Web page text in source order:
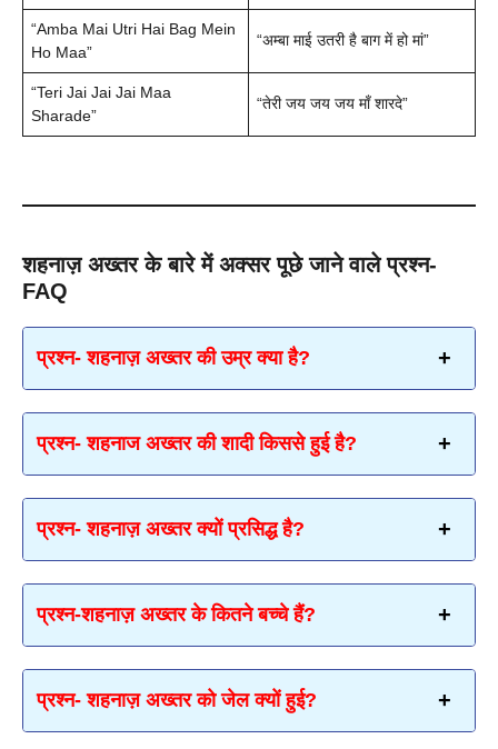
“Amba Mai Utri Hai Bag Mein
Ho Maa”
“अम्बा माई उतरी है बाग में हो मां”
“Teri Jai Jai Jai Maa
Sharade”
“तेरी जय जय जय माँ शारदे”
शहनाज़ अख्तर के बारे में अक्सर पूछे जाने वाले प्रश्न-
FAQ
प्रश्न- शहनाज़ अख्तर की उम्र क्या है?
प्रश्न-शहनाज अख्तर की शादी किससे हुई है?
प्रश्न- शहनाज़ अख्तर क्यों प्रसिद्ध है?
प्रश्न-शहनाज़ अख्तर के कितने बच्चे हैं?
प्रश्न- शहनाज़ अख्तर को जेल क्यों हुई?